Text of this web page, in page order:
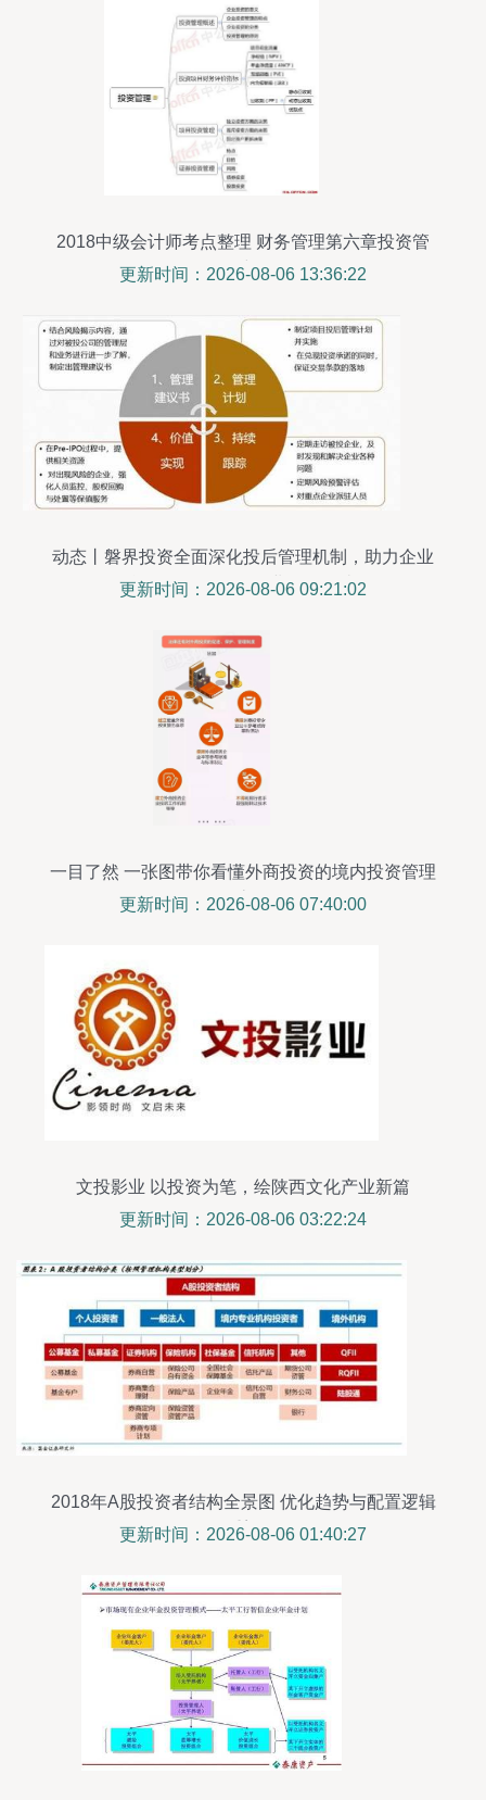
2018中级会计师考点整理 财务管理第六章投资管
理思维导图
更新时间：2026-08-06 13:36:22
动态丨磐界投资全面深化投后管理机制，助力企业
战略布局，引导企业价值创造
更新时间：2026-08-06 09:21:02
一目了然 一张图带你看懂外商投资的境内投资管理
全流程
更新时间：2026-08-06 07:40:00
文投影业 以投资为笔，绘陕西文化产业新篇
更新时间：2026-08-06 03:22:24
2018年A股投资者结构全景图 优化趋势与配置逻辑
重塑
更新时间：2026-08-06 01:40:27